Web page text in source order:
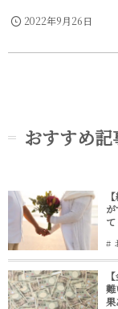
2022年9月26日
おすすめ記
難
果